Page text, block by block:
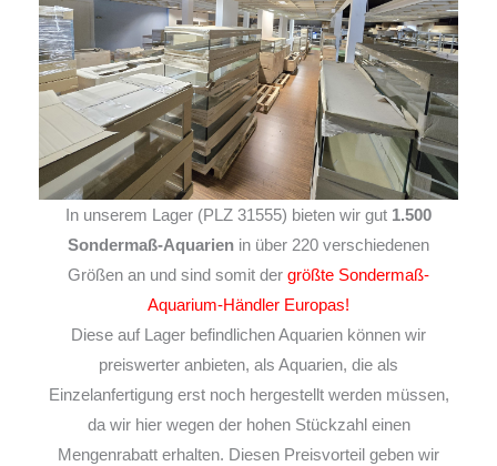
In unserem Lager (PLZ 31555) bieten wir gut 1.500
Sondermaß-Aquarien in über 220 verschiedenen
Größen an und sind somit der größte Sondermaß-
Aquarium-Händler Europas!
Diese auf Lager befindlichen Aquarien können wir
preiswerter anbieten, als Aquarien, die als
Einzelanfertigung erst noch hergestellt werden müssen,
da wir hier wegen der hohen Stückzahl einen
Mengenrabatt erhalten. Diesen Preisvorteil geben wir